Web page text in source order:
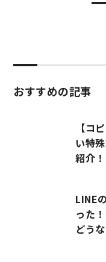
おすすめの記事
【コ
い特
紹介！
LINE
った
どう